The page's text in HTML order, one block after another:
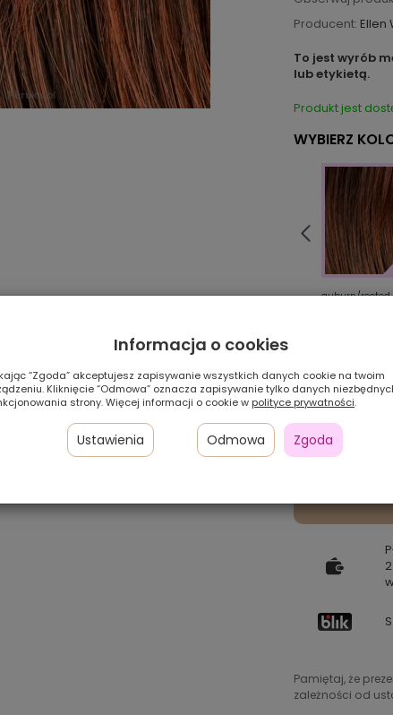
Producent: Ellen
To jest wyrób
lub etykietą.
Produkt jest
WYBIERZ
sandyblonde/rooted silver/mix auburn/rooted
Pamiętaj, że
zależności od
Informacja o cookies
“Zgoda” akceptujesz zapisywanie wszystkich danych cookie na twoim
Kliknięcie “Odmowa” oznacza zapisywanie tylko danych
strony. Więcej informacji o cookie w polityce prywatności.
Ustawienia Odmowa Zgoda